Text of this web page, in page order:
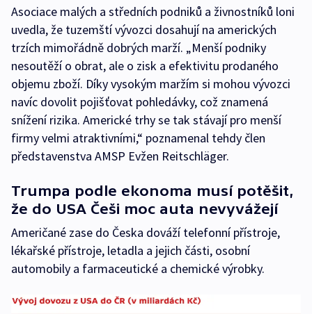
Asociace malých a středních podniků a živnostníků loni
uvedla, že tuzemští vývozci dosahují na amerických
trzích mimořádně dobrých marží. „Menší podniky
nesoutěží o obrat, ale o zisk a efektivitu prodaného
objemu zboží. Díky vysokým maržím si mohou vývozci
navíc dovolit pojišťovat pohledávky, což znamená
snížení rizika. Americké trhy se tak stávají pro menší
firmy velmi atraktivními,“ poznamenal tehdy člen
představenstva AMSP Evžen Reitschläger.
Trumpa podle ekonoma musí potěšit,
že do USA Češi moc auta nevyvážejí
Američané zase do Česka dováží telefonní přístroje,
lékařské přístroje, letadla a jejich části, osobní
automobily a farmaceutické a chemické výrobky.